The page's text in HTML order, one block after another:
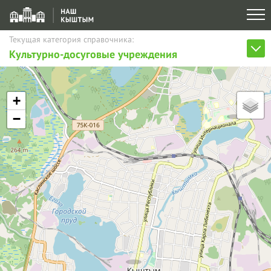
Текущая категория справочника:
Культурно-досуговые учреждения
+
−